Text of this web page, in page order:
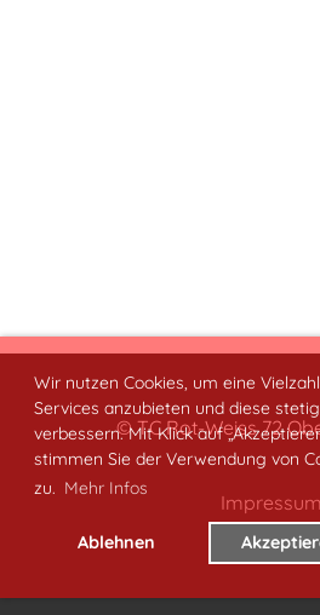
Wir nutzen Cookies, um eine
Services anzubieten und diese
verbessern. Mit Klick auf
stimmen Sie der Verwendung von
zu. Mehr Infos
Ablehnen
© TC Rot-Weiss 72
Impressum